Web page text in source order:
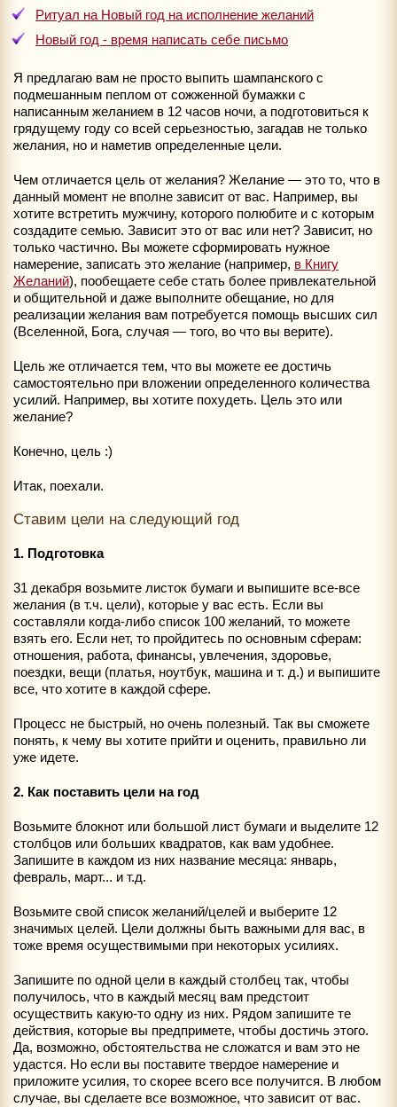
Ритуал на Новый год на исполнение желаний
Новый год - время написать себе письмо
Я предлагаю вам не просто выпить шампанского с
подмешанным пеплом от сожженной бумажки с
написанным желанием в 12 часов ночи, а подготовиться к
грядущему году со всей серьезностью, загадав не только
желания, но и наметив определенные цели.
Чем отличается цель от желания? Желание — это то, что в
данный момент не вполне зависит от вас. Например, вы
хотите встретить мужчину, которого полюбите и с которым
создадите семью. Зависит это от вас или нет? Зависит, но
только частично. Вы можете сформировать нужное
намерение, записать это желание (например, в Книгу
Желаний), пообещаете себе стать более привлекательной
и общительной и даже выполните обещание, но для
реализации желания вам потребуется помощь высших сил
(Вселенной, Бога, случая — того, во что вы верите).
Цель же отличается тем, что вы можете ее достичь
самостоятельно при вложении определенного количества
усилий. Например, вы хотите похудеть. Цель это или
желание?
Конечно, цель :)
Итак, поехали.
Ставим цели на следующий год
1. Подготовка
31 декабря возьмите листок бумаги и выпишите все-все
желания (в т.ч. цели), которые у вас есть. Если вы
составляли когда-либо список 100 желаний, то можете
взять его. Если нет, то пройдитесь по основным сферам:
отношения, работа, финансы, увлечения, здоровье,
поездки, вещи (платья, ноутбук, машина и т. д.) и выпишите
все, что хотите в каждой сфере.
Процесс не быстрый, но очень полезный. Так вы сможете
понять, к чему вы хотите прийти и оценить, правильно ли
уже идете.
2. Как поставить цели на год
Возьмите блокнот или большой лист бумаги и выделите 12
столбцов или больших квадратов, как вам удобнее.
Запишите в каждом из них название месяца: январь,
февраль, март... и т.д.
Возьмите свой список желаний/целей и выберите 12
значимых целей. Цели должны быть важными для вас, в
тоже время осуществимыми при некоторых усилиях.
Запишите по одной цели в каждый столбец так, чтобы
получилось, что в каждый месяц вам предстоит
осуществить какую-то одну из них. Рядом запишите те
действия, которые вы предпримете, чтобы достичь этого.
Да, возможно, обстоятельства не сложатся и вам это не
удастся. Но если вы поставите твердое намерение и
приложите усилия, то скорее всего все получится. В любом
случае, вы сделаете все возможное, что зависит от вас.